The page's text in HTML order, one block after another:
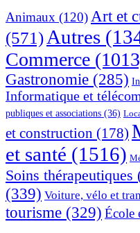
Animaux (120)Art et
(571) Autres
Commerce
Gastronomie (285)
Informatique et
publiques et associations (36)
et construction (178)
et santé (1516)
Soins thérapeutiques
(339) Voiture, vélo et
tourisme (329) École